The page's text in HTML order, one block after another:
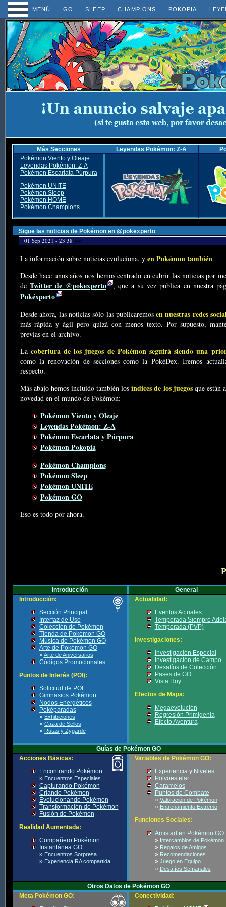
MENÚ GO SLEEP CHAMPIONS POKOPIA
Más Secciones Leyendas Pokémon: Z-A
Pokémon Viento y Oleaje
Leyendas Pokémon: Z-A
Pokémon Escarlata Púrpura
Pokémon UNITE
Pokémon Sleep
Pokémon HOME
Pokémon Champions
Sigue las noticias de Pokémon en @pokexperto
01 Sep 2021 - 23:38 por
La información sobre noticias evoluciona, y en Pokémon también.
Desde hace unos años nos hemos centrado en cubrir las noticias por
de Twitter de @pokexperto , que a su vez publica en nuestra
Pokéxperto
Desde ahora, las noticias sólo las publicaremosen nuestras redes
más rápida y ágil pero quizá con menos texto. Por supuesto,
previas en el archivo.
La cobertura de los juegos de Pokémon seguirá siendo una
como la renovación de secciones como la PokéDex. Iremos
respecto.
Más abajo hemos incluido también losíndices de los juegosque están
novedad en el mundo de Pokémon:
Pokémon Viento y Oleaje
Leyendas Pokémon: Z-A
Pokémon Escarlata y Púrpura
Pokémon Pokopia
Pokémon Champions
Pokémon Sleep
Pokémon UNITE
Pokémon GO
Eso es todo por ahora.
Introducción
General
Introducción:
Sección Principal
Interfaz de Uso
Colección de Pokémon
Tienda de Pokémon GO
Música de Pokémon GO
Arte de Pokémon GO
» Arte de Aniversarios
Códigos Promocionales
Puntos de Interés (POI):
Solicitud de POI
Gimnasios Pokémon
Nodos Energéticos
Poképaradas
» Exhibiciones
» Caza de Sellos
» Rutas y Zygarde
Actualidad:
Eventos Actuales
Temporada Siempre
Temporada (PVP)
Investigaciones:
Investigación Especial
Investigación de Campo
Desafíos de Colección
Pases de GO
Vista Hoy
Efectos de Mapa:
Megaevolución
Regresión Primigenia
Efecto Aventura
Guías de Pokémon GO
Acciones Básicas:
Encontrando Pokémon
» Encuentros Especiales
Capturando Pokémon
Criando Pokémon
Evolucionando Pokémon
Transformación de Pokémon
Fusión de Pokémon
Realidad Aumentada:
Compañero Pokémon
Instantánea GO
» Encuentros Sorpresa
» Experiencia RA compartida
Variables de Pokémon GO:
Experienciay Niveles
Polvoestelar
Caramelos
Puntos de Combate
» Valoración de Pokémon
» Entrenamiento Extremo
Funciones Sociales:
Amistad en Pokémon GO
» Intercambios de Pokémon
» Regalos de Amigos
» Recomendaciones
» Juego en Equipo
» Desafíos Semanales
Otros Datos de Pokémon GO
Meta Pokémon GO:
Conectividad: